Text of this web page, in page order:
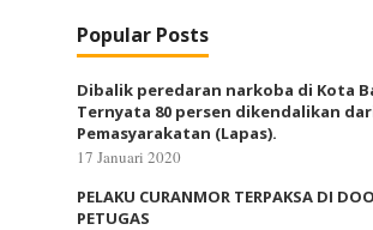
Popular Posts
Dibalik peredaran narkoba di Kota
Ternyata 80 persen dikendalikan
Pemasyarakatan (Lapas).
17 Januari 2020
PELAKU CURANMOR TERPAKSA DI
PETUGAS